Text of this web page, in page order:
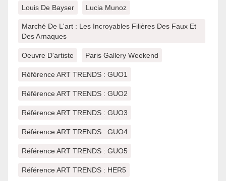
Louis De Bayser Lucia Munoz
Marché De L'art : Les Incroyables Filières Des Faux Et
Des Arnaques
Oeuvre D'artiste Paris Gallery Weekend
Référence ART TRENDS : GUO1
Référence ART TRENDS : GUO2
Référence ART TRENDS : GUO3
Référence ART TRENDS : GUO4
Référence ART TRENDS : GUO5
Référence ART TRENDS : HER5